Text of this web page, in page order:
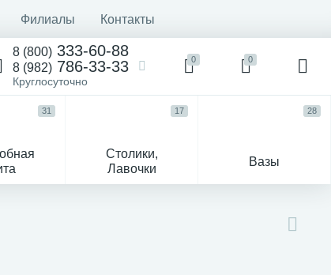
Филиалы Контакты
8 (800) 333-60-88
8 (982) 786-33-33
Круглосуточно
0 0
31
Столики,
Лавочки
17
Вазы
28